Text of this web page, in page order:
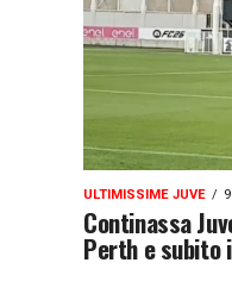
ULTIMISSIME JUVE
Continassa
Perth e subito